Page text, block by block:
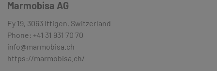
Marmobisa AG
Ey 19, 3063 Ittigen, Switzerland
Phone: +41 31 931 70 70
info@marmobisa.ch
https://marmobisa.ch/